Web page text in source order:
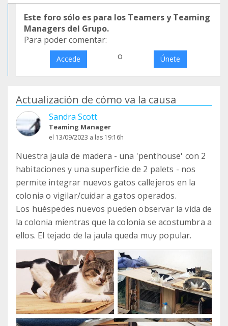
Este foro sólo es para los Teamers y Teaming
Managers del Grupo.
Para poder comentar:
Accede o Únete
Actualización de cómo va la causa
Sandra Scott
Teaming Manager
el 13/09/2023 a las 19:16h
Nuestra jaula de madera - una 'penthouse' con 2
habitaciones y una superficie de 2 palets - nos
permite integrar nuevos gatos callejeros en la
colonia o vigilar/cuidar a gatos operados.
Los huéspedes nuevos pueden observar la vida de
la colonia mientras que la colonia se acostumbra a
ellos. El tejado de la jaula queda muy popular.